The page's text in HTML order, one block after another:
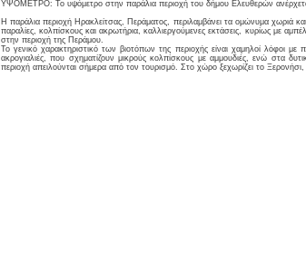
ΥΨΟΜΕΤΡΟ: Το υψόμετρο στην παράλια περιοχή του δήμου Ελευθερών
Η παράλια περιοχή Ηρακλείτσας, Περάματος, περιλαμβάνει τα ομώνυμα χωριά
παραλίες, κολπίσκους και ακρωτήρια, καλλιεργούμενες εκτάσεις, κυρίως με
στην περιοχή της Περάμου.
Το γενικό χαρακτηριστικό των βιοτόπων της περιοχής είναι χαμηλοί λόφοι
ακρογιαλιές, που σχηματίζουν μικρούς κολπίσκους με αμμουδιές, ενώ στα
περιοχή απειλούνται σήμερα από τον τουρισμό. Στο χώρο ξεχωρίζει το